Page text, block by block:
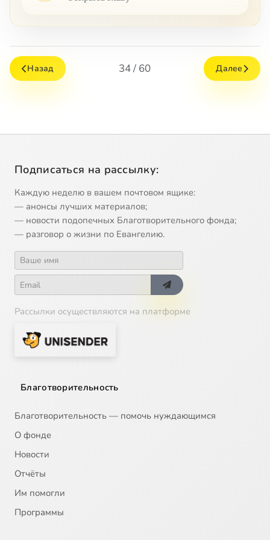
Назад 34 / 60 Далее
Подписаться на рассылку:
Каждую неделю в вашем почтовом ящике:
— анонсы лучших материалов;
— новости подопечных Благотворительного фонда;
— разговор о жизни по Евангелию.
Рассылки осуществляются на платформе
Благотворительность
Благотворительность — помочь нуждающимся
О фонде
Новости
Отчёты
Им помогли
Программы